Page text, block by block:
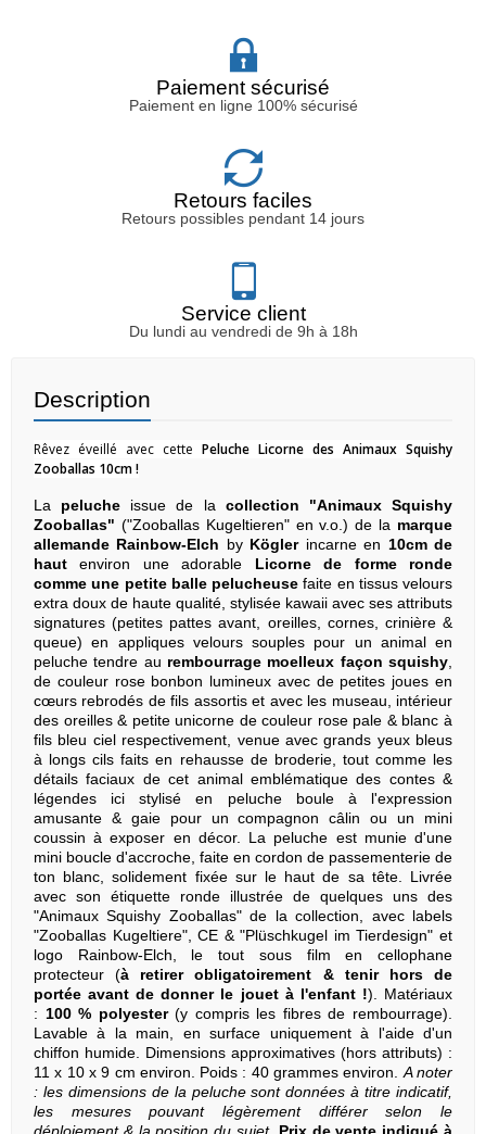
Paiement sécurisé
Paiement en ligne 100% sécurisé
Retours faciles
Retours possibles pendant 14 jours
Service client
Du lundi au vendredi de 9h à 18h
Description
Rêvez éveillé avec cette Peluche Licorne des Animaux Squishy
Zooballas 10cm !
La peluche issue de lacollection "Animaux Squishy
Zooballas" ("Zooballas Kugeltieren" en v.o.) de la marque
allemande Rainbow-Elch byKöglerincarne en 10cm de
haut environ une adorable Licornede forme ronde
comme une petite balle pelucheuse faite en tissus velours
extra doux de haute qualité, stylisée kawaii avec ses attributs
signatures (petites pattes avant, oreilles, cornes, crinière &
queue) en appliques velours souples pour un animal en
peluche tendre au rembourrage moelleux façon squishy,
de couleur rose bonbon lumineux avec de petites joues en
cœurs rebrodés de fils assortis et avec les museau, intérieur
des oreilles & petite unicorne de couleur rose pale & blanc à
fils bleu ciel respectivement, venue avec grands yeux bleus
à longs cils faits en rehausse de broderie, tout comme les
détails faciaux de cet animal emblématique des contes &
légendes ici stylisé en peluche boule à l'expression
amusante & gaie pour un compagnon câlin ou un mini
coussin à exposer en décor. La peluche est munie d'une
mini boucle d'accroche, faite en cordon de passementerie de
ton blanc, solidement fixée sur le haut de sa tête. Livrée
avec son étiquette ronde illustrée de quelques uns des
"Animaux Squishy Zooballas" de la collection, avec labels
"Zooballas Kugeltiere", CE & "Plüschkugel im Tierdesign" et
logo Rainbow-Elch, le tout sous film en cellophane
protecteur (à retirer obligatoirement & tenir hors de
portée avant de donner le jouet à l'enfant !). Matériaux
: 100 % polyester(y compris les fibres de rembourrage).
Lavable à la main, en surface uniquement à l'aide d'un
chiffon humide. Dimensions approximatives (hors attributs) :
11 x 10 x 9 cm environ. Poids : 40 grammes environ.A noter
: les dimensions de la peluche sont données à titre indicatif,
les mesures pouvant légèrement différer selon le